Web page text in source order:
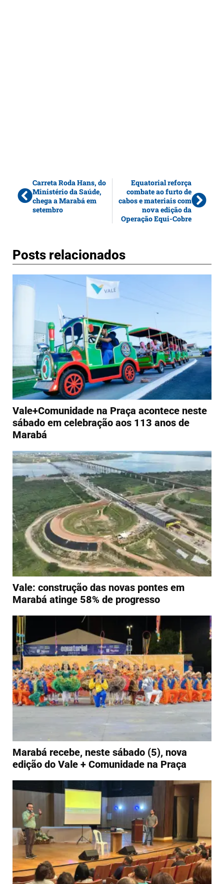
Carreta Roda Hans, do
Ministério da Saúde,
chega a Marabá em
setembro
Equatorial reforça
combate ao furto de
cabos e materiais com
nova edição da
Operação Equi-Cobre
Posts relacionados
Vale+Comunidade na Praça acontece neste
sábado em celebração aos 113 anos de
Marabá
Vale: construção das novas pontes em
Marabá atinge 58% de progresso
Marabá recebe, neste sábado (5), nova
edição do Vale + Comunidade na Praça